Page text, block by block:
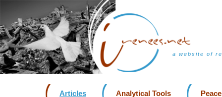
a website of
Articles Analytical Tools